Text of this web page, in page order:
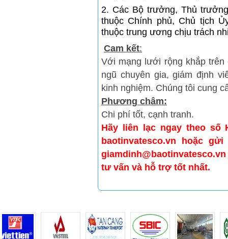
2. Các Bộ trưởng, Thủ
thuộc Chính phủ, Chủ tịch
thuộc trung ương chịu trách
Cam kết:
Với mạng lưới rộng khắp
ngũ chuyên gia, giám định
kinh nghiệm. Chúng tôi cung
Phương châm:
Chi phí tốt, cạnh tranh.
Hãy liên lạc ngay theo số
baotinvatesco.vn hoặc
tư vấn và hỗ trợ tốt nhất.